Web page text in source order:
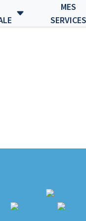
MES
SERVICES